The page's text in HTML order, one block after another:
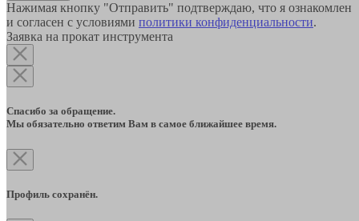
Нажимая кнопку "Отправить" подтверждаю, что я ознакомлен
и согласен с условиями политики конфиденциальности.
Заявка на прокат инструмента
Спасибо за обращение.
Мы обязательно ответим Вам в самое ближайшее время.
Профиль сохранён.